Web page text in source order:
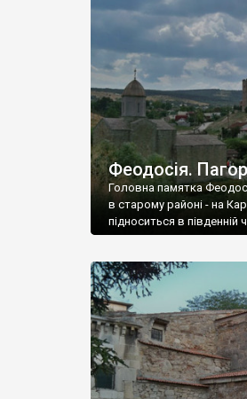
Феодосія.
Головна памятка
в старому районі - на
підноситься в південній